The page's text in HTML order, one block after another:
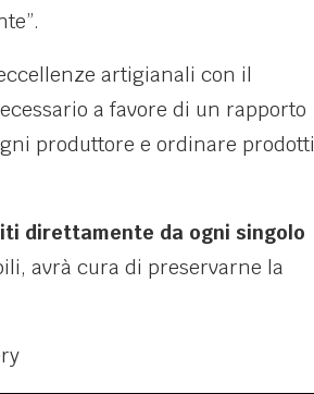
artigianali con il
a favore di un rapporto
produttore e ordinare prodotti
direttamente da ogni singolo
avrà cura di preservarne la